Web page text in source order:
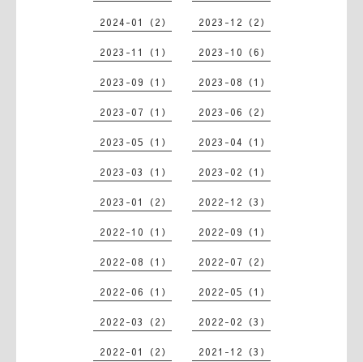
2024-01（2） 2023-12（2）
2023-11（1） 2023-10（6）
2023-09（1） 2023-08（1）
2023-07（1） 2023-06（2）
2023-05（1） 2023-04（1）
2023-03（1） 2023-02（1）
2023-01（2） 2022-12（3）
2022-10（1） 2022-09（1）
2022-08（1） 2022-07（2）
2022-06（1） 2022-05（1）
2022-03（2） 2022-02（3）
2022-01（2） 2021-12（3）